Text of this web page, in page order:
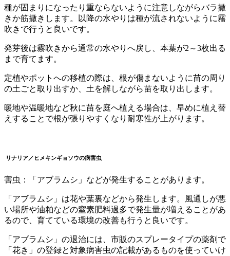
種が固まりになったり重ならないように注意しながらバラ撒
きか筋撒きします。以降の水やりは種が流されないように霧
吹きで行うと良いです。
発芽後は霧吹きから通常の水やりへ戻し、本葉が2～3枚出る
まで育てます。
定植やポットへの移植の際は、根が傷まないように苗の周り
の土ごと取り出すか、土を解しながら苗を取り出します。
暖地や温暖地など秋に苗を庭へ植える場合は、早めに植え替
えすることで根が張りやすくなり耐寒性が上がります。
リナリア／ヒメキンギョソウの病害虫
害虫：「アブラムシ」などが発生することがあります。
「アブラムシ」は花や葉裏などから発生します。風通しが悪
い場所や油粕などの窒素肥料過多で発生量が増えることがあ
るので、育てている環境の改善も行うと良いです。
「アブラムシ」の退治には、市販のスプレータイプの薬剤で
「花き」の登録と対象病害虫の記載があるものを使っていけ